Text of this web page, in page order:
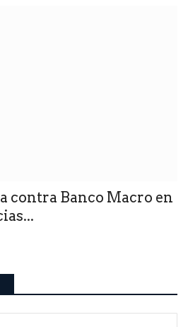
contra Banco Macro en